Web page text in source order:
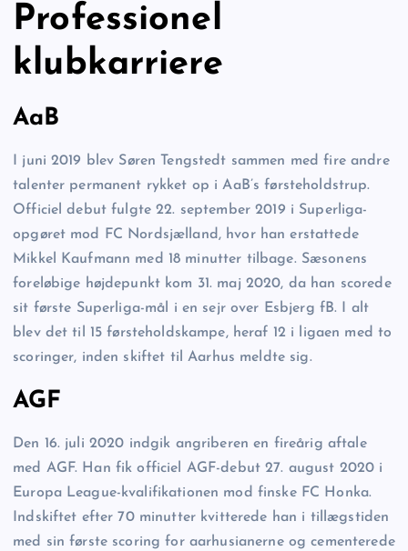
Professionel
klubkarriere
AaB
I juni 2019 blev Søren Tengstedt sammen med fire andre
talenter permanent rykket op i AaB’s førsteholdstrup.
Officiel debut fulgte 22. september 2019 i Superliga-
opgøret mod FC Nordsjælland, hvor han erstattede
Mikkel Kaufmann med 18 minutter tilbage. Sæsonens
foreløbige højdepunkt kom 31. maj 2020, da han scorede
sit første Superliga-mål i en sejr over Esbjerg fB. I alt
blev det til 15 førsteholdskampe, heraf 12 i ligaen med to
scoringer, inden skiftet til Aarhus meldte sig.
AGF
Den 16. juli 2020 indgik angriberen en fireårig aftale
med AGF. Han fik officiel AGF-debut 27. august 2020 i
Europa League-kvalifikationen mod finske FC Honka.
Indskiftet efter 70 minutter kvitterede han i tillægstiden
med sin første scoring for aarhusianerne og cementerede